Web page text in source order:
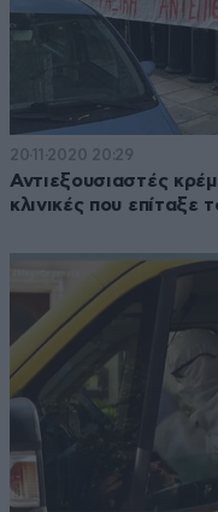
20·11·2020 20:29
Αντιεξουσιαστές
κλινικές που επίταξε